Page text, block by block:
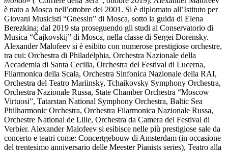
è nato a Mosca nell’ottobre del 2001. Si è diplomato all’Istituto per
Giovani Musicisti “Gnessin” di Mosca, sotto la guida di Elena
Berezkina; dal 2019 sta proseguendo gli studi al Conservatorio di
Musica “Čajkovskij” di Mosca, nella classe di Sergei Dorensky.
Alexander Malofeev si è esibito con numerose prestigiose orchestre,
tra cui: Orchestra di Philadelphia, Orchestra Nazionale della
Accademia di Santa Cecilia, Orchestra del Festival di Lucerna,
Filarmonica della Scala, Orchestra Sinfonica Nazionale della RAI,
Orchestra del Teatro Mariinsky, Tchaikovsky Symphony Orchestra,
Orchestra Nazionale Russa, State Chamber Orchestra “Moscow
Virtuosi”, Tatarstan National Symphony Orchestra, Baltic Sea
Philharmonic Orchestra, Orchestra Filarmonica Nazionale Russa,
Orchestre National de Lille, Orchestra da Camera del Festival di
Verbier. Alexander Malofeev si esibisce nelle più prestigiose sale da
concerto e teatri come: Concertgebouw di Amsterdam (in occasione
del trentesimo anniversario delle Meester Pianists series), Teatro alla